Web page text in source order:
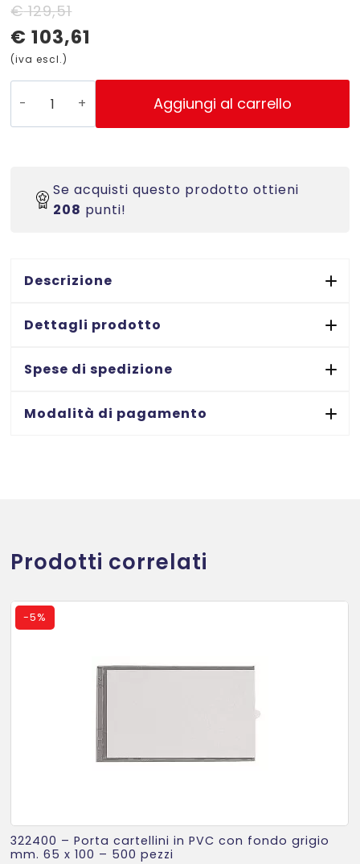
€129,51
Il
prezzo
originale
era:
€ 129,51.
€ 103,61
Il
prezzo
attuale
è:
€ 103,61.
(iva escl.)
58012807
registratori
CDR
PVC
BLU-
x
-
Aggiungi al carrello
Se acquisti questo prodotto ottieni
208 punti!
Descrizione
Dettagli prodotto
Spese di spedizione
Modalità di pagamento
Prodotti correlati
-5%
322400 – Porta cartellini in PVC con fondo grigio
mm. 65 x 100 – 500 pezzi